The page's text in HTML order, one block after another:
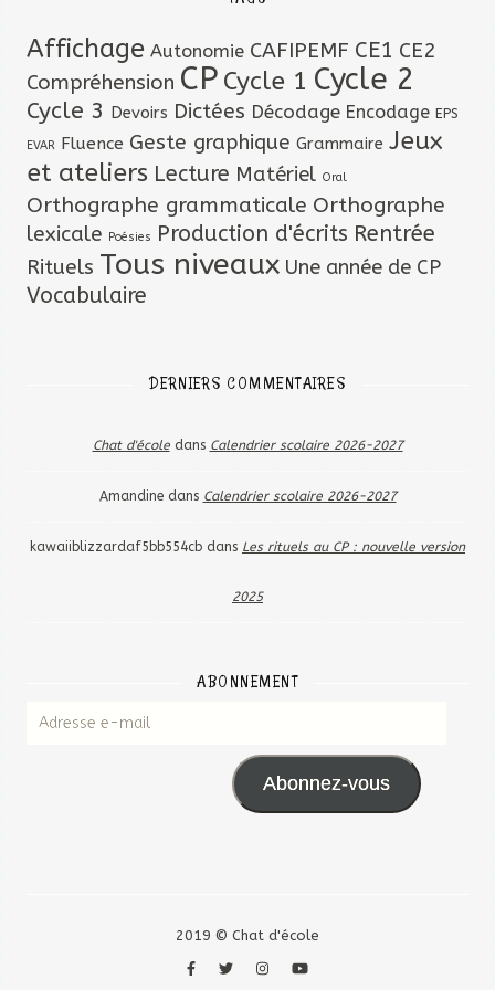
Affichage Autonomie CAFIPEMF CE1 CE2
Compréhension CP Cycle 1 Cycle 2
Cycle 3 Devoirs Dictées Décodage Encodage EPS
EVAR Fluence Geste graphique Grammaire Jeux
et ateliers Lecture Matériel Oral
Orthographe grammaticale Orthographe
lexicale Poésies Production d'écrits Rentrée
Rituels Tous niveaux Une année de CP
Vocabulaire
DERNIERS COMMENTAIRES
Chat d'écoledans Calendrier scolaire 2026-2027
Amandinedans Calendrier scolaire 2026-2027
kawaiiblizzardaf5bb554cb dans Les rituels au CP : nouvelle version
2025
ABONNEMENT
Adresse e-mail
Abonnez-vous
2019 © Chat d'école